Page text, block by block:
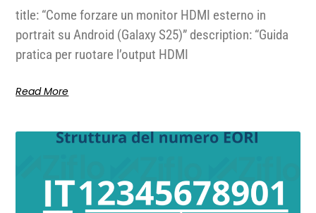
title: “Come forzare un monitor HDMI esterno in
portrait su Android (Galaxy S25)” description: “Guida
pratica per ruotare l’output HDMI
Read More